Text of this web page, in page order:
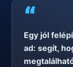
“
Egy jól
ad: segít,